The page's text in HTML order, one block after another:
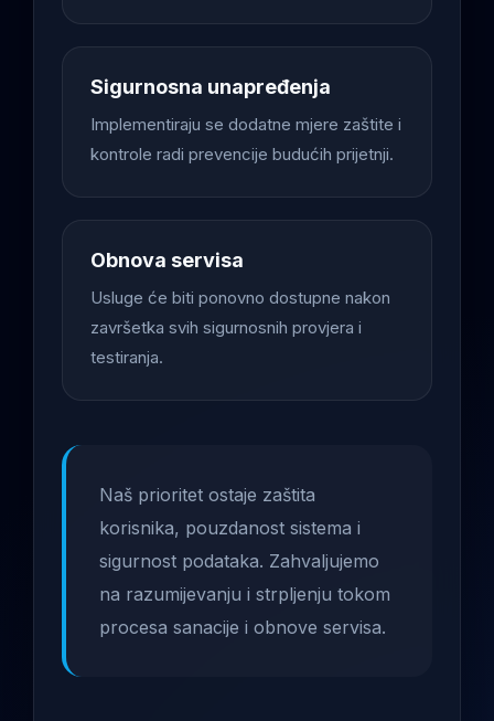
Sigurnosna unapređenja
Implementiraju se dodatne mjere zaštite i
kontrole radi prevencije budućih prijetnji.
Obnova servisa
Usluge će biti ponovno dostupne nakon
završetka svih sigurnosnih provjera i
testiranja.
Naš prioritet ostaje zaštita
korisnika, pouzdanost sistema i
sigurnost podataka. Zahvaljujemo
na razumijevanju i strpljenju tokom
procesa sanacije i obnove servisa.